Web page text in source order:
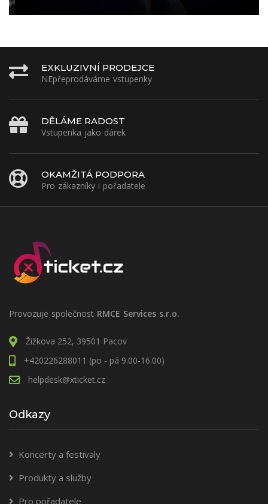
EXKLUZIVNÍ PRODEJCE
NEpřeprodáváme vstupenky
DĚLÁME RADOST
Vstupenka jako dárek
OKAMŽITÁ PODPORA
Pro zákazníky i pořadatele
Provozuje společnost RMCE Services s.r.o.
Žižkova 252, 39501 Pacov
+420226288011 (po - pá 9.00-16.00)
helpdesk@xticket.cz
Odkazy
Koncerty a festivaly
Produkty a služby
Pro pořadatele